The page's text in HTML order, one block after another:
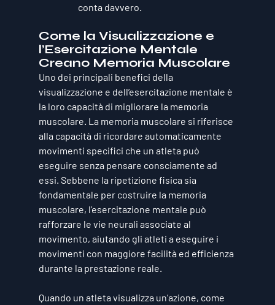
conta davvero.
Come la Visualizzazione e
l’Esercitazione Mentale
Creano Memoria Muscolare
Uno dei principali benefici della
visualizzazione e dell’esercitazione mentale è
la loro capacità di migliorare la memoria
muscolare . La memoria muscolare si riferisce
alla capacità di ricordare automaticamente
movimenti specifici che un atleta può
eseguire senza pensare consciamente ad
essi. Sebbene la ripetizione fisica sia
fondamentale per costruire la memoria
muscolare, l’esercitazione mentale può
rafforzare le vie neurali associate al
movimento, aiutando gli atleti a eseguire i
movimenti con maggiore facilità ed efficienza
durante la prestazione reale.
Quando un atleta visualizza un’azione, come